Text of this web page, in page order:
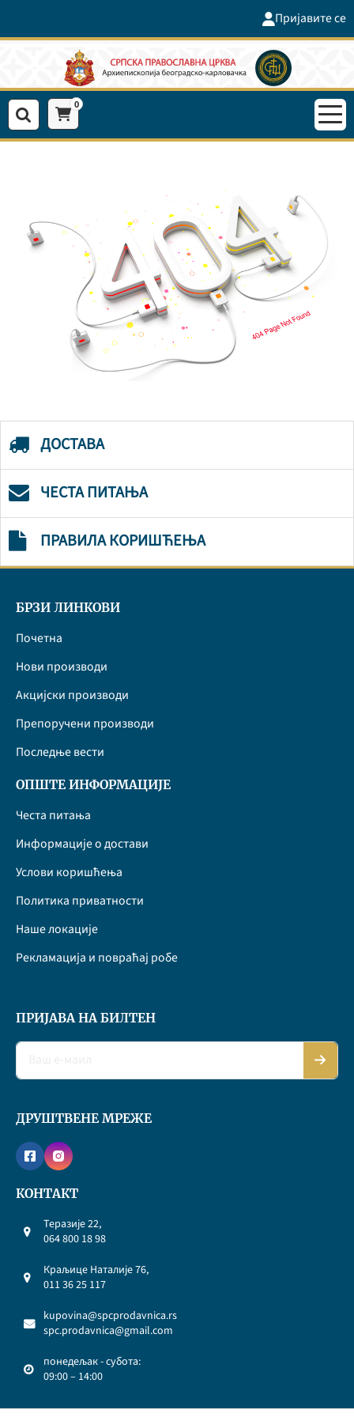
Пријавите се
0
ДОСТАВА
ЧЕСТА ПИТАЊА
ПРАВИЛА КОРИШЋЕЊА
БРЗИ ЛИНКОВИ
Почетна
Нови производи
Акцијски производи
Препоручени производи
Последње вести
ОПШТЕ ИНФОРМАЦИЈЕ
Честа питања
Информације о достави
Услови коришћења
Политика приватности
Наше локације
Рекламација и повраћај робе
ПРИЈАВА НА БИЛТЕН
ДРУШТВЕНЕ МРЕЖЕ
КОНТАКТ
Теразије 22,
064 800 18 98
Краљице Наталије 76,
011 36 25 117
kupovina@spcprodavnica.rs
spc.prodavnica@gmail.com
понедељак - субота:
09:00 – 14:00